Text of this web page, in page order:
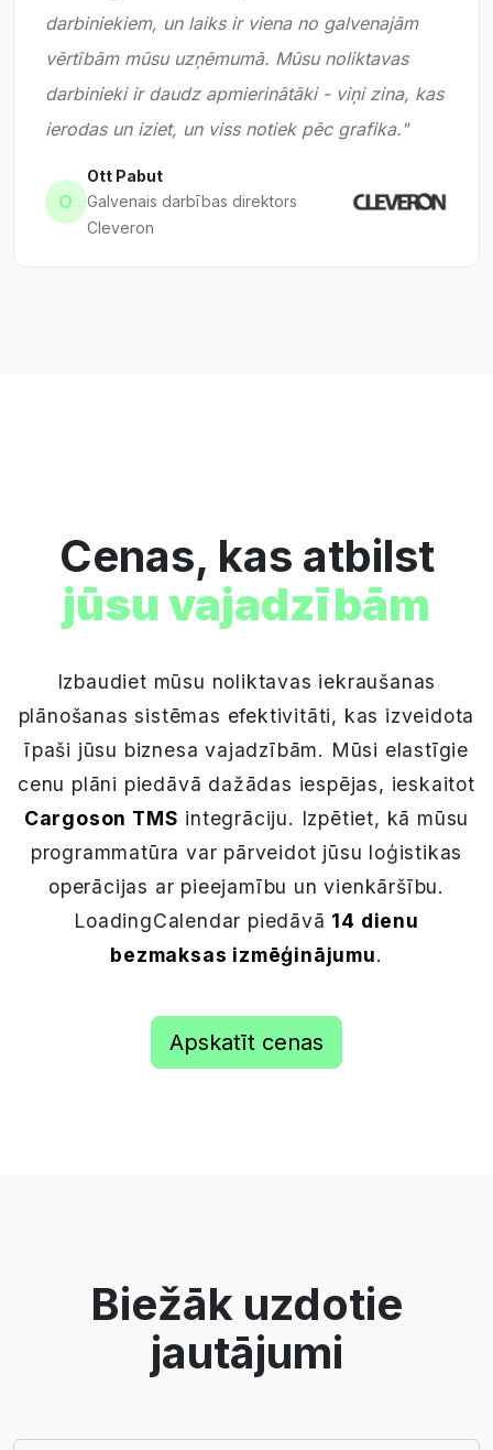
darbiniekiem, un laiks ir viena no galvenajām
vērtībām mūsu uzņēmumā. Mūsu noliktavas
darbinieki ir daudz apmierinātāki - viņi zina, kas
ierodas un iziet, un viss notiek pēc grafika."
O
Ott Pabut
Galvenais darbības direktors
Cleveron
Cenas, kas atbilst
jūsu vajadzībām
Izbaudiet mūsu noliktavas iekraušanas
plānošanas sistēmas efektivitāti, kas izveidota
īpaši jūsu biznesa vajadzībām. Mūsi elastīgie
cenu plāni piedāvā dažādas iespējas, ieskaitot
Cargoson TMS integrāciju. Izpētiet, kā mūsu
programmatūra var pārveidot jūsu loģistikas
operācijas ar pieejamību un vienkāršību.
LoadingCalendar piedāvā 14 dienu
bezmaksas izmēģinājumu.
Apskatīt cenas
Biežāk uzdotie
jautājumi